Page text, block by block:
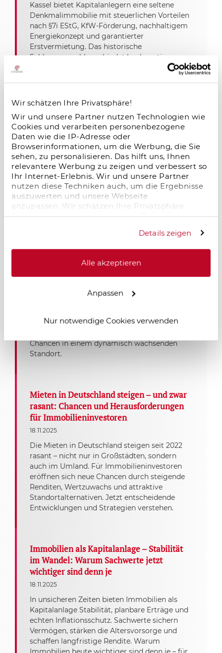
Wir schätzen Ihre Privatsphäre!
Wir und unsere Partner nutzen Technologien wie
Cookies und verarbeiten personenbezogene
Daten wie die IP-Adresse oder
Browserinformationen, um die Werbung, die Sie
sehen, zu personalisieren. Das hilft uns, Ihnen
relevantere Werbung zu zeigen und verbessert so
Ihr Internet-Erlebnis. Wir und unsere Partner
nutzen diese Techniken auch, um die Ergebnisse
auszuwerten und unsere Webseite
anzupassen. Wir schätzen Ihre Privatsphäre.
Daher fragen wir Sie hiermit um Erlaubnis zum
Details zeigen
Alle akzeptieren
Anpassen
Nur notwendige Cookies verwenden
Kassel bietet Kapitalanlegern eine seltene
Denkmalimmobilie mit steuerlichen Vorteilen
nach §7i EStG, KfW-Förderung, nachhaltigem
Energiekonzept und garantierter
Erstvermietung. Das historische
Schlossensemble verbindet hochwertige
Microliving-Investment: Stabiles
Wachstum, hohe Nachfrage und attraktive
Renditechancen
09.01.2026
Microliving-Investments überzeugen mit
hoher Nachfrage, stabiler Auslastung und
attraktiven Renditechancen – ein
zukunftsstarkes Segment im deutschen
Immobilienmarkt.
durch Logistik und Industrie
Aufschwung: Neue Logistik- und
erhöhen die Wohnraumnachfrage. Für
Chancen in einem dynamisch wachsenden
Standort.
Mieten in Deutschland steigen – und zwar
rasant: Chancen und Herausforderungen
für Immobilieninvestoren
18.11.2025
Die Mieten in Deutschland steigen seit 2022
rasant – nicht nur in Großstädten, sondern
auch im Umland. Für Immobilieninvestoren
eröffnen sich neue Chancen durch steigende
Renditen, Wertzuwachs und attraktive
Standortalternativen. Jetzt entscheidende
Entwicklungen und Strategien verstehen.
Immobilien als Kapitalanlage – Stabilität
im Wandel: Warum Sachwerte jetzt
wichtiger sind denn je
18.11.2025
In unsicheren Zeiten bieten Immobilien als
Kapitalanlage Stabilität, planbare Erträge und
echten Inflationsschutz. Sachwerte sichern
Vermögen, stärken die Altersvorsorge und
schaffen langfristige Rendite. Warum